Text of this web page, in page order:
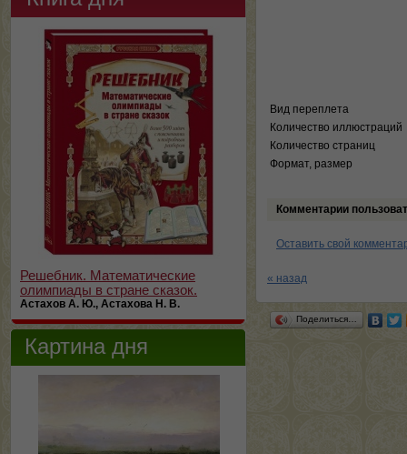
Решебник. Математические
олимпиады в стране сказок.
Астахов А. Ю., Астахова Н. В.
Картина дня
Вид переплета
Количество иллюстраций
Количество страниц
Формат, размер
Комментарии
Оставить свой
« назад
Поделиться…